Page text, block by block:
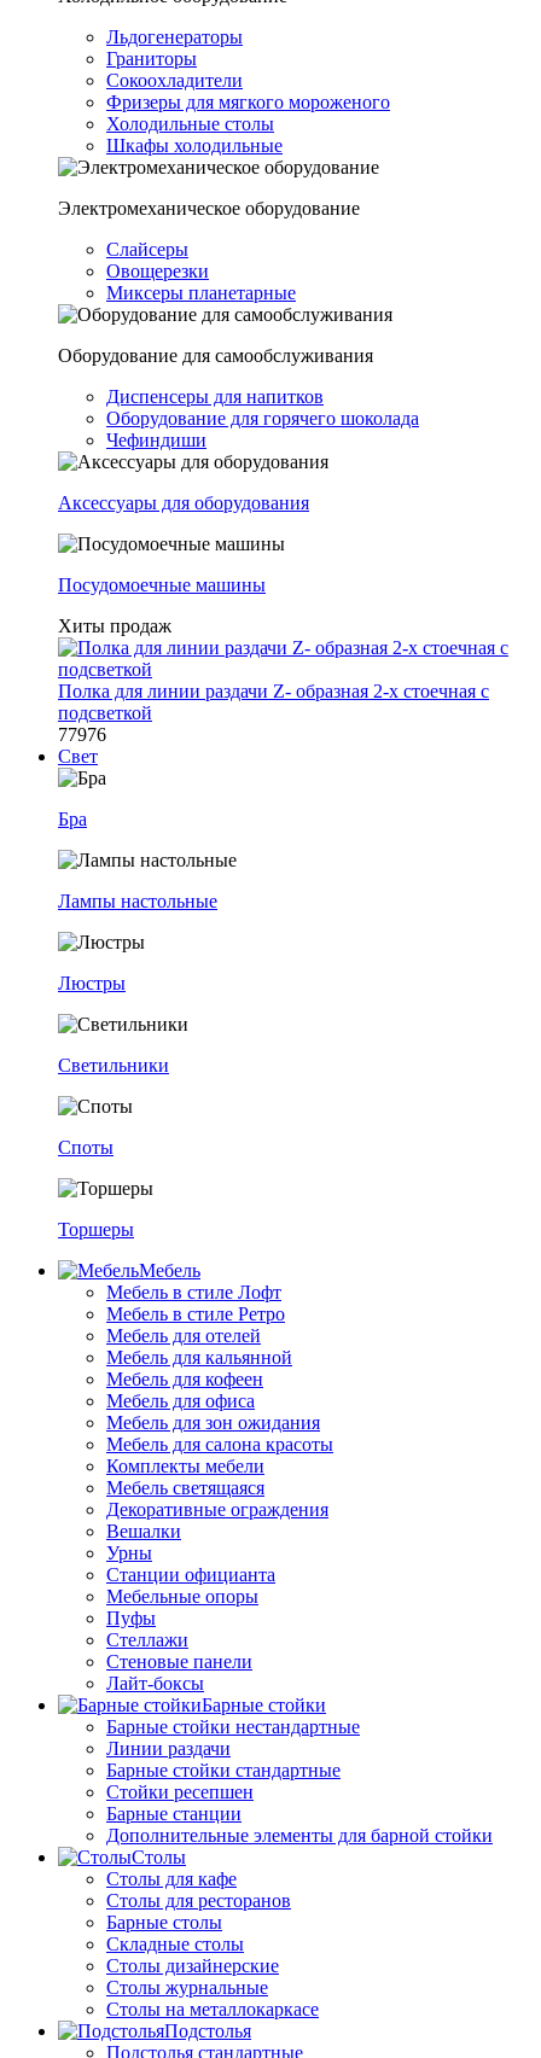
Льдогенераторы
Граниторы
Сокоохладители
Фризеры для мягкого мороженого
Холодильные столы
Шкафы холодильные
Электромеханическое оборудование
Слайсеры
Овощерезки
Миксеры планетарные
Оборудование для самообслуживания
Диспенсеры для напитков
Оборудование для горячего шоколада
Чефиндиши
Аксессуары для оборудования
Посудомоечные машины
Хиты продаж
Полка для линии раздачи Z- образная 2-х стоечная с
подсветкой
77976
Свет
Бра
Лампы настольные
Люстры
Светильники
Споты
Торшеры
Мебель
Мебель в стиле Лофт
Мебель в стиле Ретро
Мебель для отелей
Мебель для кальянной
Мебель для кофеен
Мебель для офиса
Мебель для зон ожидания
Мебель для салона красоты
Комплекты мебели
Мебель светящаяся
Декоративные ограждения
Вешалки
Урны
Станции официанта
Мебельные опоры
Пуфы
Стеллажи
Стеновые панели
Лайт-боксы
Барные стойки
Барные стойки нестандартные
Линии раздачи
Барные стойки стандартные
Стойки ресепшен
Барные станции
Дополнительные элементы для барной стойки
Столы
Столы для кафе
Столы для ресторанов
Барные столы
Складные столы
Столы дизайнерские
Столы журнальные
Столы на металлокаркасе
Подстолья
Подстолья стандартные